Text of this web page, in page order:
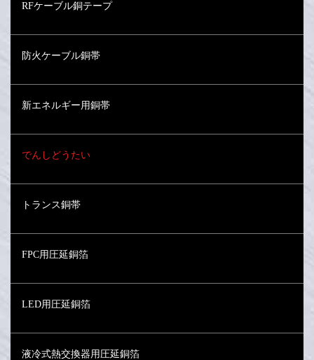
RFケーブル銅テープ
防火ケーブル銅帯
新エネルギー用銅帯
でんしどうたい
トランス銅帯
FPC用圧延銅箔
LED用圧延銅箔
液冷式熱交換器用圧延銅箔